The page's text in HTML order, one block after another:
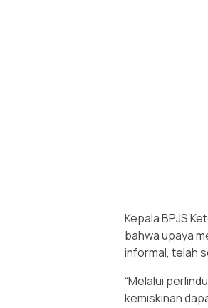
Kepala BPJS
bahwa upaya
informal, telah
“Melalui
kemiskinan